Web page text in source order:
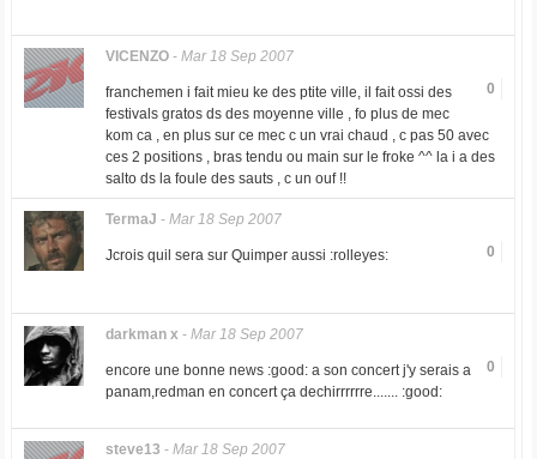
VICENZO- Mar 18 Sep 2007
0
franchemen i fait mieu ke des ptite ville, il fait ossi des
festivals gratos ds des moyenne ville , fo plus de mec
kom ca , en plus sur ce mec c un vrai chaud , c pas 50 avec
ces 2 positions , bras tendu ou main sur le froke ^^ la i a des
salto ds la foule des sauts , c un ouf !!
TermaJ - Mar 18 Sep 2007
0
Jcrois quil sera sur Quimper aussi :rolleyes:
darkman x - Mar 18 Sep 2007
0
encore une bonne news :good: a son concert j'y serais a
panam,redman en concert ça dechirrrrrre....... :good:
steve13 - Mar 18 Sep 2007